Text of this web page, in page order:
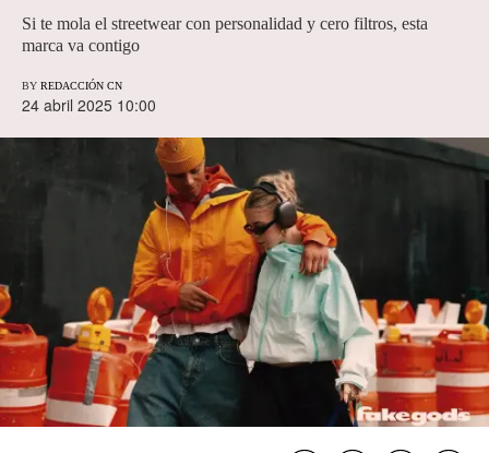
Si te mola el streetwear con personalidad y cero filtros, esta
marca va contigo
BY REDACCIÓN CN
24 abril 2025 10:00